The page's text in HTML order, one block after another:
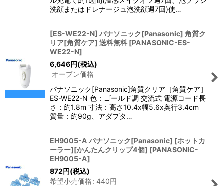
洗顔またはドレナージュ泡洗顔週7回)使…
[ES-WE22-N] パナソニック[Panasonic] 角質ク
リア[角質ケア] 送料無料 [PANASONIC-ES-
WE22-N]
6,646円(税込)
オープン価格
パナソニック[Panasonic]角質クリア［角質ケア］
ES-WE22-N 色：ゴールド調 交流式 電源コード長
さ：約1.8m 寸法：高さ10.4x幅5.6x奥行3.4cm
質量：約90g、アダプタ…
EH9005-A パナソニック[Panasonic] [ホットカ
ーラー][かんたんクリップ4個] [PANASONIC-
EH9005-A]
872円(税込)
希望小売価格: 440円